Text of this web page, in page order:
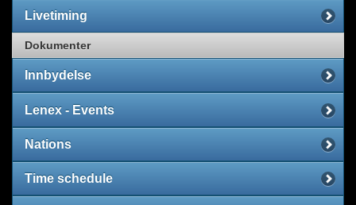
Livetiming
Dokumenter
Innbydelse
Lenex - Events
Nations
Time schedule